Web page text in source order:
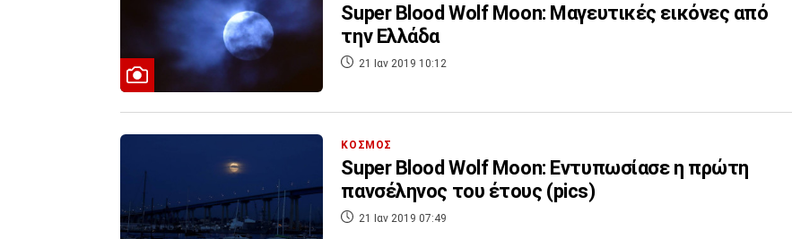
Super Blood Wolf Moon: Μαγευτικές εικόνες από
την Ελλάδα
21 Ιαν 2019 10:12
ΚΟΣΜΟΣ
Super Blood Wolf Moon: Εντυπωσίασε η πρώτη
πανσέληνος του έτους (pics)
21 Ιαν 2019 07:49